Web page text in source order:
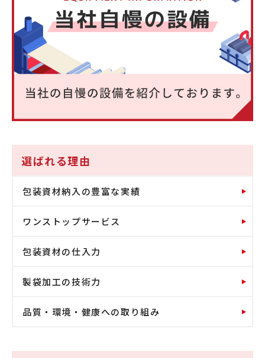
選ばれる理由
包装資材納入の豊富な実績
ワンストップサービス
包装資材の仕入力
製袋加工の技術力
品質・環境・健康への取り組み